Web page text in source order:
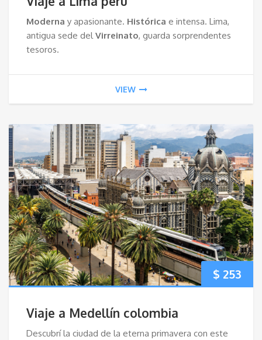
Moderna y apasionante. Histórica e intensa. Lima,
antigua sede delVirreinato, guarda sorprendentes
tesoros.
VIEW
$ 253
Viaje a Medellín colombia
Descubrí la ciudad de la eterna primavera con este